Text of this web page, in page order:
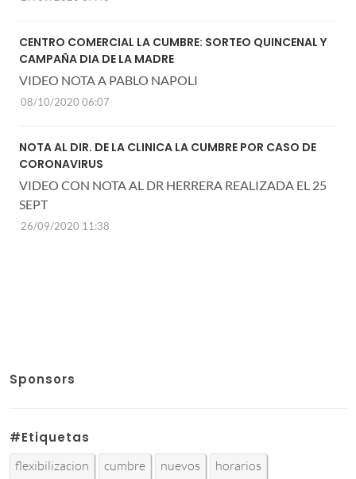
CENTRO COMERCIAL LA CUMBRE: SORTEO QUINCENAL Y
CAMPAÑA DIA DE LA MADRE
VIDEO NOTA A PABLO NAPOLI
08/10/2020 06:07
NOTA AL DIR. DE LA CLINICA LA CUMBRE POR CASO DE
CORONAVIRUS
VIDEO CON NOTA AL DR HERRERA REALIZADA EL 25
SEPT
26/09/2020 11:38
Sponsors
#Etiquetas
flexibilizacion cumbre nuevos horarios